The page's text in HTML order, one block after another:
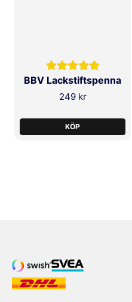
BBV Lackstiftspenna
249 kr
KÖP